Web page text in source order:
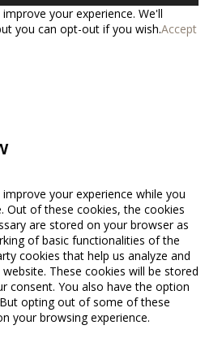
your experience. We'll
you can opt-out if you wish.Accept
your experience while you
Out of these cookies, the cookies
are stored on your browser as
of basic functionalities of the
cookies that help us analyze and
These cookies will be stored
consent. You also have the option
opting out of some of these
your browsing experience.